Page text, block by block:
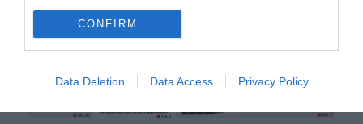
CONFIRM
Data Deletion Data Access Privacy Policy